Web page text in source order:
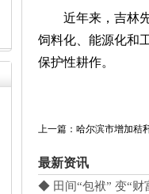
近年来，吉林先
饲料化、能源化和
保护性耕作。
上一篇：哈尔滨市增加秸
最新资讯
◆ 田间“包袱” 变“财